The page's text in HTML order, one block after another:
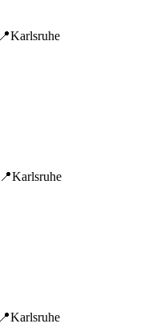
📍Karlsruhe
📍Karlsruhe
📍Karlsruhe